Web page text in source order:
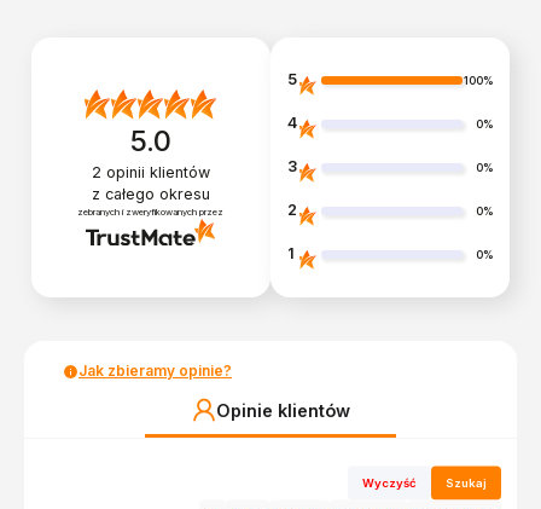
5.0
2 opinii klientów
z całego okresu
zebranych i zweryfikowanych przez
5 100%
4 0%
3 0%
2 0%
1 0%
Jak zbieramy opinie?
Opinie klientów
Wyczyść Szukaj